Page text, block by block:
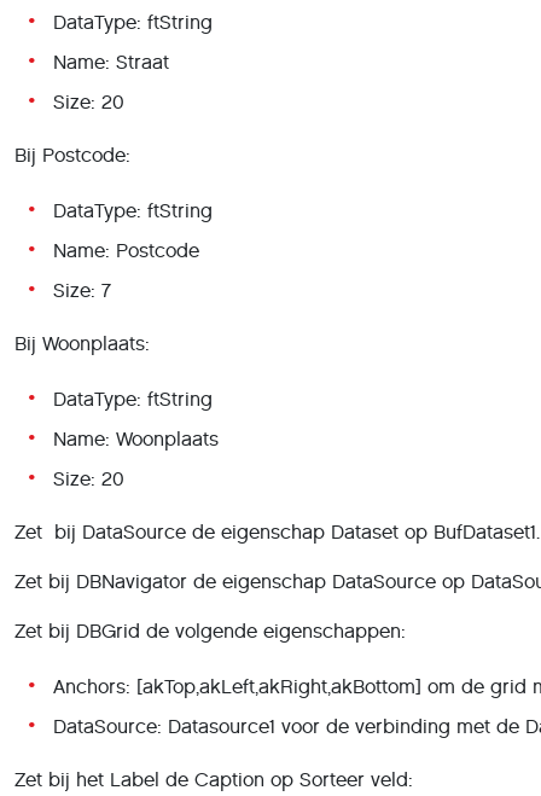
DataType: ftString
Name: Straat
Size: 20
Bij Postcode:
DataType: ftString
Name: Postcode
Size: 7
Bij Woonplaats:
DataType: ftString
Name: Woonplaats
Size: 20
Zet bij DataSource de eigenschap Dataset op BufDataset1.
Zet bij DBNavigator de eigenschap DataSource op
Zet bij DBGrid de volgende eigenschappen:
Anchors: [akTop,akLeft,akRight,akBottom] om de grid
DataSource: Datasource1 voor de verbinding met de
Zet bij het Label de Caption op Sorteer veld: